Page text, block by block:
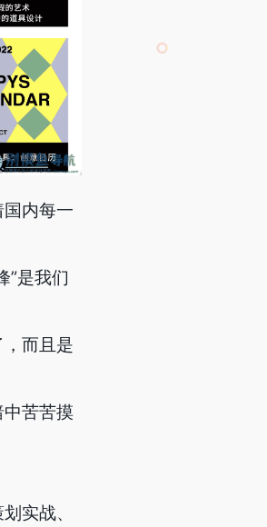
内每一
”是我们
而且是
苦苦摸
实战、